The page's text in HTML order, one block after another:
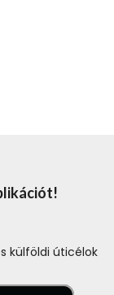
külföldi úticélok